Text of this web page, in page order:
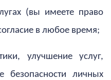
(вы имеете право
в любое время;
улучшение услуг,
безопасности личных